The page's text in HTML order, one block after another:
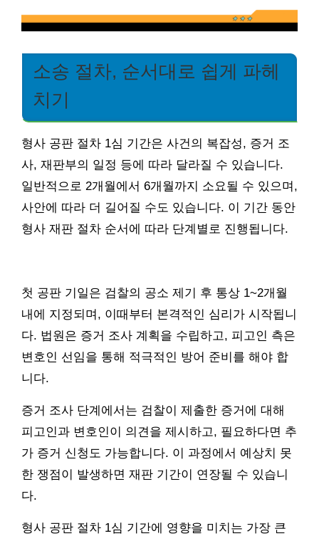
소송 절차, 순서대로 쉽게 파헤
치기
형사 공판 절차 1심 기간은 사건의 복잡성, 증거 조
사, 재판부의 일정 등에 따라 달라질 수 있습니다.
일반적으로 2개월에서 6개월까지 소요될 수 있으며,
사안에 따라 더 길어질 수도 있습니다. 이 기간 동안
형사 재판 절차 순서에 따라 단계별로 진행됩니다.
첫 공판 기일은 검찰의 공소 제기 후 통상 1~2개월
내에 지정되며, 이때부터 본격적인 심리가 시작됩니
다. 법원은 증거 조사 계획을 수립하고, 피고인 측은
변호인 선임을 통해 적극적인 방어 준비를 해야 합
니다.
증거 조사 단계에서는 검찰이 제출한 증거에 대해
피고인과 변호인이 의견을 제시하고, 필요하다면 추
가 증거 신청도 가능합니다. 이 과정에서 예상치 못
한 쟁점이 발생하면 재판 기간이 연장될 수 있습니
다.
형사 공판 절차 1심 기간에 영향을 미치는 가장 큰